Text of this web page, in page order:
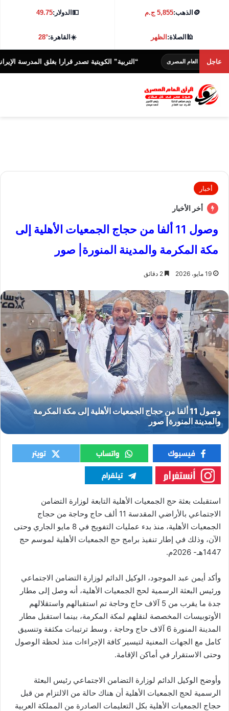
🪙 الذهب:5,855 ج.م 💵الدولار:49.75
🕌الصلاة:الظهر ☀️القاهرة:28°
عاجل
العام المصرى “التربية” الكويتية تصدر قرارا بغلق المدرسة الإيرانية الخاصة
أخبار
أخر الأخبار
وصول 11 ألفا من حجاج الجمعيات الأهلية إلى
مكة المكرمة والمدينة المنورة| صور
19 مايو، 2026
مكة المكرمة
استقبلت بعثة حج الجمعيات الأهلية التابعة لوزارة التضامن
الاجتماعي بالأراضي المقدسة 11 ألف حاج وحاجة من حجاج
الجمعيات الأهلية، منذ بدء عمليات التفويج في 8 مايو الجاري وحتى
الآن، وذلك في إطار تنفيذ برامج حج الجمعيات الأهلية لموسم حج
1447هـ- 2026م.
وأكد أيمن عبد الموجود، الوكيل الدائم لوزارة التضامن الاجتماعي
ورئيس البعثة الرسمية لحج الجمعيات الأهلية، أنه وصل إلى مطار
جدة ما يقرب من 5 آلاف حاج وحاجة تم استقبالهم واستقلالهم
الأوتوبيسات المخصصة لنقلهم لمكة المكرمة، بينما استقبل مطار
المدينة المنورة 6 آلاف حاج وحاجة ، وسط ترتيبات مكثفة وتنسيق
كامل مع الجهات المعنية لتيسير كافة الإجراءات منذ لحظة الوصول
وحتى الاستقرار في أماكن الإقامة.
وأوضح الوكيل الدائم لوزارة التضامن الاجتماعي رئيس البعثة
الرسمية لحج الجمعيات الأهلية أن هناك حالة من الالتزام من قبل
حجاج الجمعيات الأهلية بكل التعليمات الصادرة من المملكة العربية